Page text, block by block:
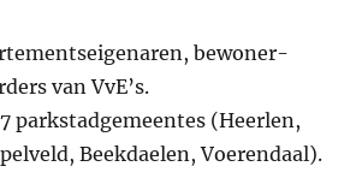
bewoner-
van VvE’s.
parkstadgemeentes (Heerlen,
Beekdaelen, Voerendaal).